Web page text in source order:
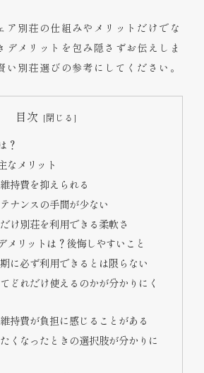
ア別荘の仕組みやメリットだけでな
デメリットを包み隠さずお伝えしま
い別荘選びの参考にしてください。
目次
？
なメリット
持費を抑えられる
ナンスの手間が少ない
け別荘を利用できる柔軟さ
メリットは？後悔しやすいこと
に必ず利用できるとは限らない
どれだけ使えるのかが分かりにく
持費が負担に感じることがある
くなったときの選択肢が分かりに